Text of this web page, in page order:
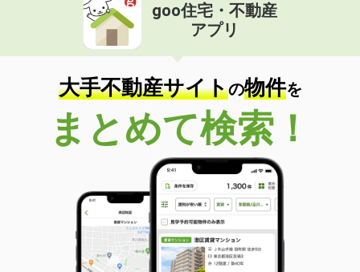
goo住宅・不動産
アプリ
大手不動産サイトの物件を
まとめて検索！